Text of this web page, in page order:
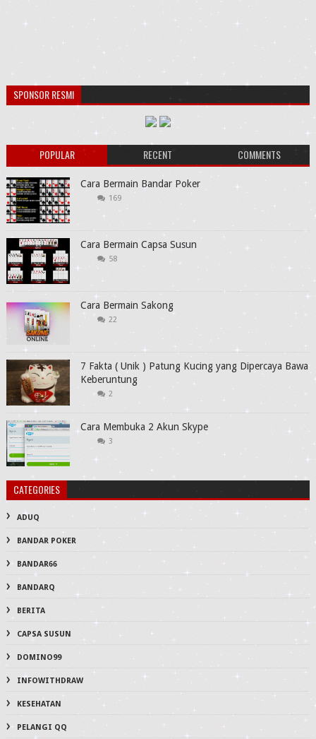
SPONSOR RESMI
POPULAR RECENT COMMENTS
Cara Bermain Bandar Poker
169
Cara Bermain Capsa Susun
58
Cara Bermain Sakong
22
7 Fakta ( Unik ) Patung Kucing yang Dipercaya Bawa
Keberuntung
2
Cara Membuka 2 Akun Skype
3
CATEGORIES
ADUQ
BANDAR POKER
BANDAR66
BANDARQ
BERITA
CAPSA SUSUN
DOMINO99
INFOWITHDRAW
KESEHATAN
PELANGI QQ